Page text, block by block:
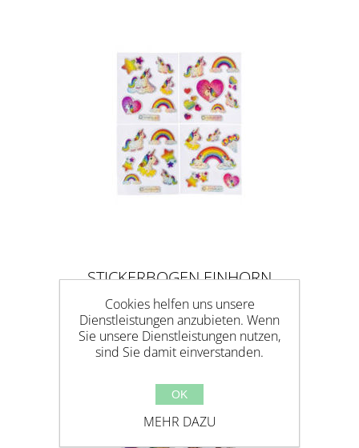
STICKERBOGEN EINHORN
Cookies helfen uns unsere
Dienstleistungen anzubieten. Wenn
Sie unsere Dienstleistungen nutzen,
sind Sie damit einverstanden.
OK
MEHR DAZU